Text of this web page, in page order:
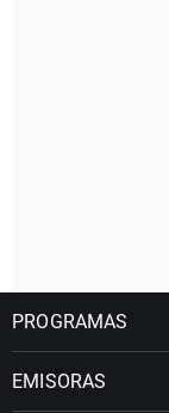
PROGRAMAS
EMISORAS